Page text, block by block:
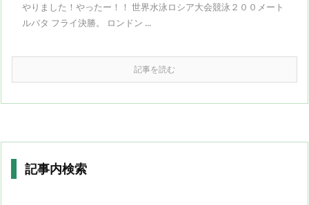
やりました！やったー！！ 世界水泳ロシア大会競泳２００メート
ルバタ フライ決勝。 ロンドン ...
記事を読む
記事内検索